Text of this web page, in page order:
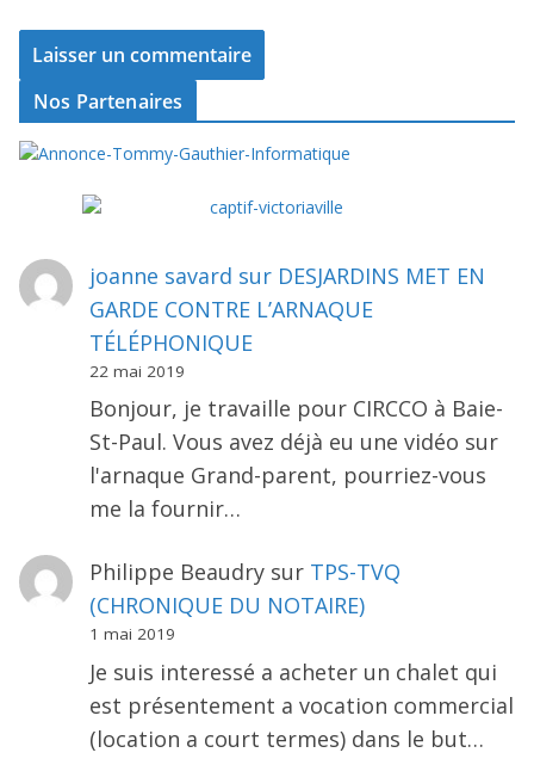
Nos Partenaires
joanne savard sur DESJARDINS MET EN
GARDE CONTRE L’ARNAQUE
TÉLÉPHONIQUE
22 mai 2019
Bonjour, je travaille pour CIRCCO à Baie-
St-Paul. Vous avez déjà eu une vidéo sur
l'arnaque Grand-parent, pourriez-vous
me la fournir…
Philippe Beaudrysur TPS-TVQ
(CHRONIQUE DU NOTAIRE)
1 mai 2019
Je suis interessé a acheter un chalet qui
est présentement a vocation commercial
(location a court termes) dans le but…